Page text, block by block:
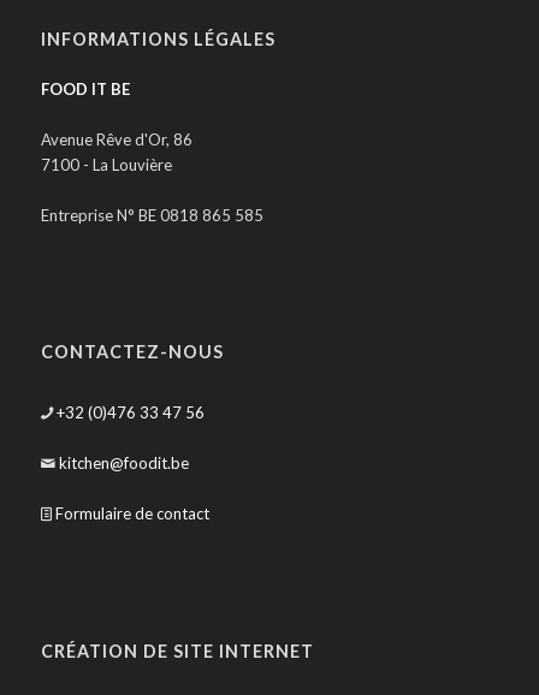
INFORMATIONS LÉGALES
FOOD IT BE
Avenue Rêve d'Or, 86
7100 - La Louvière
Entreprise N° BE 0818 865 585
CONTACTEZ-NOUS
+32 (0)476 33 47 56
kitchen@foodit.be
Formulaire de contact
CRÉATION DE SITE INTERNET